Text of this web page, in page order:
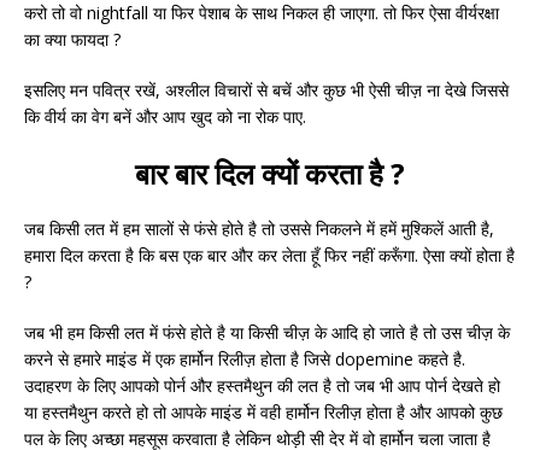
करो तो वो nightfall या फिर पेशाब के साथ निकल ही जाएगा. तो फिर ऐसा वीर्यरक्षा
का क्या फायदा ?
इसलिए मन पवित्र रखें, अश्लील विचारों से बचें और कुछ भी ऐसी चीज़ ना देखे जिससे
कि वीर्य का वेग बनें और आप खुद को ना रोक पाए.
बार बार दिल क्यों करता है ?
जब किसी लत में हम सालों से फंसे होते है तो उससे निकलने में हमें मुश्किलें आती है,
हमारा दिल करता है कि बस एक बार और कर लेता हूँ फिर नहीं करूँगा. ऐसा क्यों होता है
?
जब भी हम किसी लत में फंसे होते है या किसी चीज़ के आदि हो जाते है तो उस चीज़ के
करने से हमारे माइंड में एक हार्मोन रिलीज़ होता है जिसे dopemine कहते है.
उदाहरण के लिए आपको पोर्न और हस्तमैथुन की लत है तो जब भी आप पोर्न देखते हो
या हस्तमैथुन करते हो तो आपके माइंड में वही हार्मोन रिलीज़ होता है और आपको कुछ
पल के लिए अच्छा महसूस करवाता है लेकिन थोड़ी सी देर में वो हार्मोन चला जाता है